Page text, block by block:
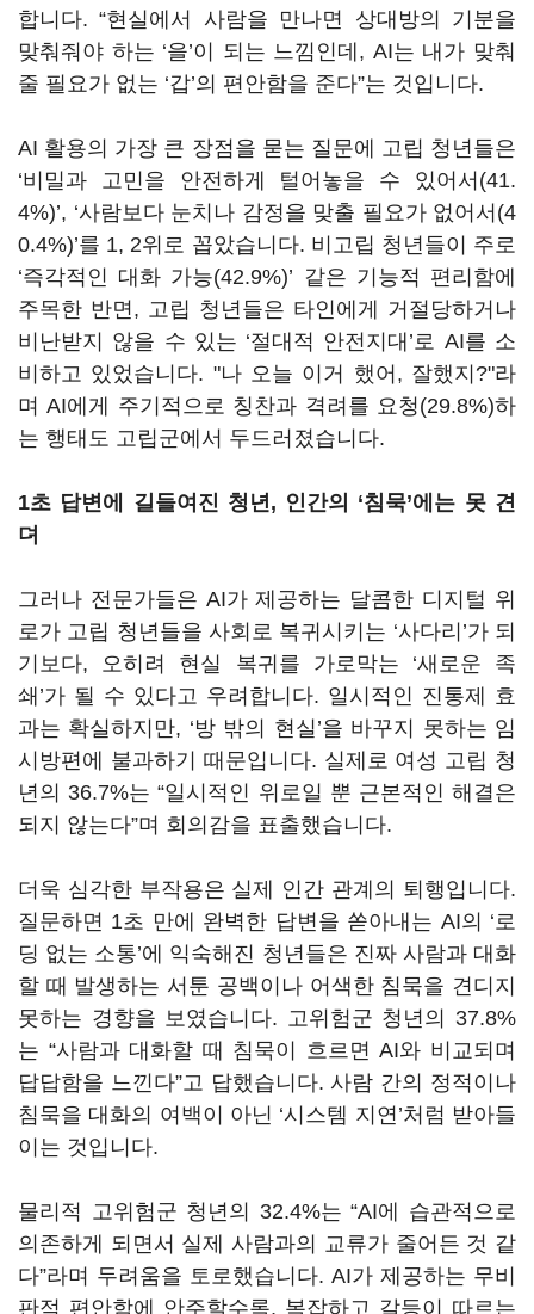
합니다. “현실에서 사람을 만나면 상대방의 기분을
맞춰줘야 하는 ‘을’이 되는 느낌인데, AI는 내가 맞춰
줄 필요가 없는 ‘갑’의 편안함을 준다”는 것입니다.
AI 활용의 가장 큰 장점을 묻는 질문에 고립 청년들은
‘비밀과 고민을 안전하게 털어놓을 수 있어서(41.
4%)’, ‘사람보다 눈치나 감정을 맞출 필요가 없어서(4
0.4%)’를 1, 2위로 꼽았습니다. 비고립 청년들이 주로
‘즉각적인 대화 가능(42.9%)’ 같은 기능적 편리함에
주목한 반면, 고립 청년들은 타인에게 거절당하거나
비난받지 않을 수 있는 ‘절대적 안전지대’로 AI를 소
비하고 있었습니다. "나 오늘 이거 했어, 잘했지?"라
며 AI에게 주기적으로 칭찬과 격려를 요청(29.8%)하
는 행태도 고립군에서 두드러졌습니다.
1초 답변에 길들여진 청년, 인간의 ‘침묵’에는 못 견
뎌
그러나 전문가들은 AI가 제공하는 달콤한 디지털 위
로가 고립 청년들을 사회로 복귀시키는 ‘사다리’가 되
기보다, 오히려 현실 복귀를 가로막는 ‘새로운 족
쇄’가 될 수 있다고 우려합니다. 일시적인 진통제 효
과는 확실하지만, ‘방 밖의 현실’을 바꾸지 못하는 임
시방편에 불과하기 때문입니다. 실제로 여성 고립 청
년의 36.7%는 “일시적인 위로일 뿐 근본적인 해결은
되지 않는다”며 회의감을 표출했습니다.
더욱 심각한 부작용은 실제 인간 관계의 퇴행입니다.
질문하면 1초 만에 완벽한 답변을 쏟아내는 AI의 ‘로
딩 없는 소통’에 익숙해진 청년들은 진짜 사람과 대화
할 때 발생하는 서툰 공백이나 어색한 침묵을 견디지
못하는 경향을 보였습니다. 고위험군 청년의 37.8%
는 “사람과 대화할 때 침묵이 흐르면 AI와 비교되며
답답함을 느낀다”고 답했습니다. 사람 간의 정적이나
침묵을 대화의 여백이 아닌 ‘시스템 지연’처럼 받아들
이는 것입니다.
물리적 고위험군 청년의 32.4%는 “AI에 습관적으로
의존하게 되면서 실제 사람과의 교류가 줄어든 것 같
다”라며 두려움을 토로했습니다. AI가 제공하는 무비
판적 편안함에 안주할수록, 복잡하고 갈등이 따르는